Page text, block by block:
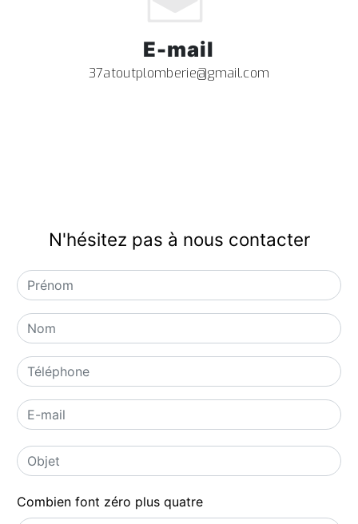
E-mail
37atoutplomberie@gmail.com
N'hésitez pas à nous contacter
Combien font zéro plus quatre